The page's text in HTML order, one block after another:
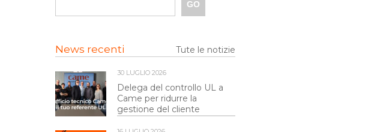
News recenti Tute le notizie
30 LUGLIO 2026
Delega del controllo UL a
Came per ridurre la
gestione del cliente